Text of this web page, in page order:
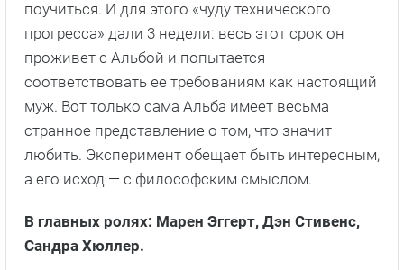
поучиться. И для этого «чуду технического
прогресса» дали 3 недели: весь этот срок он
проживет с Альбой и попытается
соответствовать ее требованиям как настоящий
муж. Вот только сама Альба имеет весьма
странное представление о том, что значит
любить. Эксперимент обещает быть интересным,
а его исход — с философским смыслом.
В главных ролях: Марен Эггерт, Дэн Стивенс,
Сандра Хюллер.